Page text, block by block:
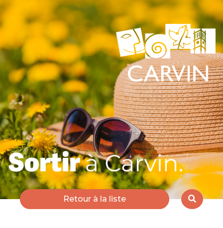
Retour à la liste